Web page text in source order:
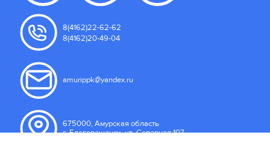
8(4162)22-62-62
8(4162)20-49-04
amurippk@yandex.ru
675000, Амурская область
г. Благовещенск, ул. Северная 107